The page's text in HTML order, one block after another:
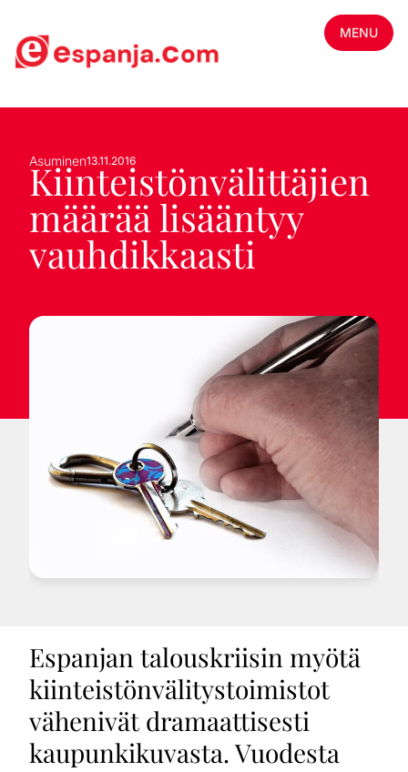
MENU
Asuminen13.11.2016
Kiinteistönvälittäjien
määrää lisääntyy
vauhdikkaasti
Espanjan talouskriisin myötä
kiinteistönvälitystoimistot
vähenivät dramaattisesti
kaupunkikuvasta. Vuodesta